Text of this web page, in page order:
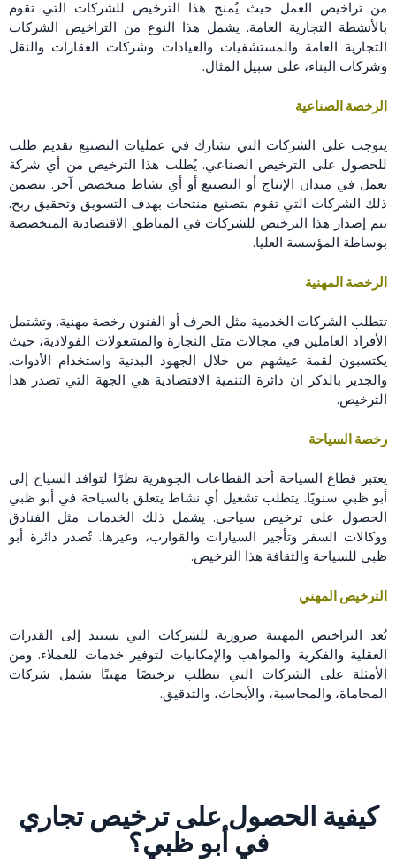
من تراخيص العمل حيث يُمنح هذا الترخيص للشركات التي تقوم
بالأنشطة التجارية العامة. يشمل هذا النوع من التراخيص الشركات
التجارية العامة والمستشفيات والعيادات وشركات العقارات والنقل
وشركات البناء، على سبيل المثال.
الرخصة الصناعية
يتوجب على الشركات التي تشارك في عمليات التصنيع تقديم طلب
للحصول على الترخيص الصناعي. يُطلب هذا الترخيص من أي شركة
تعمل في ميدان الإنتاج أو التصنيع أو أي نشاط متخصص آخر. يتضمن
ذلك الشركات التي تقوم بتصنيع منتجات بهدف التسويق وتحقيق ربح.
يتم إصدار هذا الترخيص للشركات في المناطق الاقتصادية المتخصصة
بوساطة المؤسسة العليا.
الرخصة المهنية
تتطلب الشركات الخدمية مثل الحرف أو الفنون رخصة مهنية. وتشتمل
الأفراد العاملين في مجالات مثل النجارة والمشغولات الفولاذية، حيث
يكتسبون لقمة عيشهم من خلال الجهود البدنية واستخدام الأدوات.
والجدير بالذكر ان دائرة التنمية الاقتصادية هي الجهة التي تصدر هذا
الترخيص.
رخصة السياحة
يعتبر قطاع السياحة أحد القطاعات الجوهرية نظرًا لتوافد السياح إلى
أبو ظبي سنويًا. يتطلب تشغيل أي نشاط يتعلق بالسياحة في أبو ظبي
الحصول على ترخيص سياحي. يشمل ذلك الخدمات مثل الفنادق
ووكالات السفر وتأجير السيارات والقوارب، وغيرها. تُصدر دائرة أبو
ظبي للسياحة والثقافة هذا الترخيص.
الترخيص المهني
تُعد التراخيص المهنية ضرورية للشركات التي تستند إلى القدرات
العقلية والفكرية والمواهب والإمكانيات لتوفير خدمات للعملاء. ومن
الأمثلة على الشركات التي تتطلب ترخيصًا مهنيًا تشمل شركات
المحاماة، والمحاسبة، والأبحاث، والتدقيق.
كيفية الحصول على ترخيص تجاري
في أبو ظبي؟